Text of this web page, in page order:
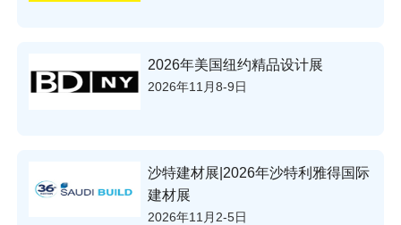
2026年美国纽约精品设计展
2026年11月8-9日
沙特建材展|2026年沙特利雅得国际
建材展
2026年11月2-5日